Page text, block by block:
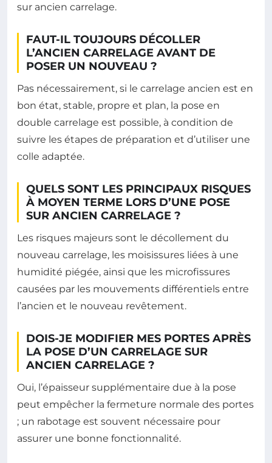
sur ancien carrelage.
FAUT-IL TOUJOURS DÉCOLLER
L’ANCIEN CARRELAGE AVANT DE
POSER UN NOUVEAU ?
Pas nécessairement, si le carrelage ancien est en
bon état, stable, propre et plan, la pose en
double carrelage est possible, à condition de
suivre les étapes de préparation et d’utiliser une
colle adaptée.
QUELS SONT LES PRINCIPAUX RISQUES
À MOYEN TERME LORS D’UNE POSE
SUR ANCIEN CARRELAGE ?
Les risques majeurs sont le décollement du
nouveau carrelage, les moisissures liées à une
humidité piégée, ainsi que les microfissures
causées par les mouvements différentiels entre
l’ancien et le nouveau revêtement.
DOIS-JE MODIFIER MES PORTES APRÈS
LA POSE D’UN CARRELAGE SUR
ANCIEN CARRELAGE ?
Oui, l’épaisseur supplémentaire due à la pose
peut empêcher la fermeture normale des portes
; un rabotage est souvent nécessaire pour
assurer une bonne fonctionnalité.